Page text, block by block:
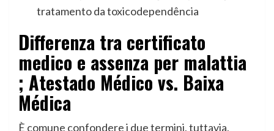
tratamento da toxicodependência
Differenza tra certificato
medico e assenza per malattia
; Atestado Médico vs. Baixa
Médica
È comune confondere i due termini, tuttavia,